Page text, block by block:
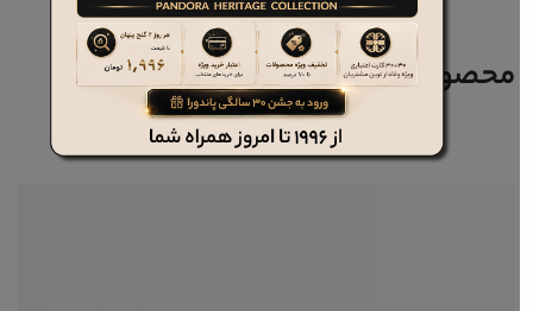
محصولات مرتبط